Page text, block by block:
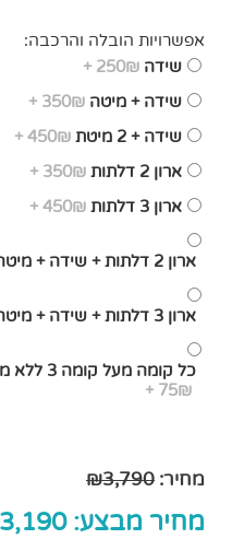
אפשרויות הובלה והרכבה:
שידה 250₪ +
שידה + מיטה 350₪ +
שידה + 2 מיטת
450₪ +
ארון 2 דלתות
350₪ +
ארון 3 דלתות
450₪ +
ארון 2 דלתות + שידה + מיטה
ארון 3 דלתות + שידה + מיטה
כל קומה מעל קומה 3 ללא מעלית
75₪ +
מחיר: ₪3,790
מחיר מבצע:3,190